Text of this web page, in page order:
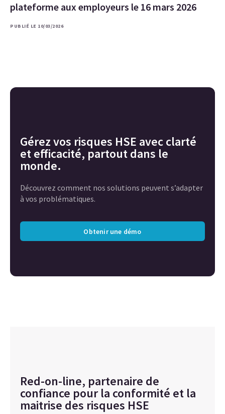
plateforme aux employeurs le 16 mars 2026
PUBLIÉ LE 10/03/2026
Gérez vos risques HSE avec clarté
et efficacité, partout dans le
monde.
Découvrez comment nos solutions peuvent s’adapter
à vos problématiques.
Obtenir une démo
Red-on-line, partenaire de
confiance pour la conformité et la
maitrise des risques HSE